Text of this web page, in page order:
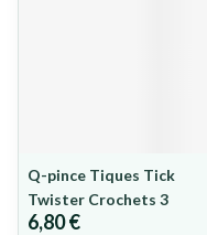
Q-pince Tiques Tick
Twister Crochets 3
6,80 €